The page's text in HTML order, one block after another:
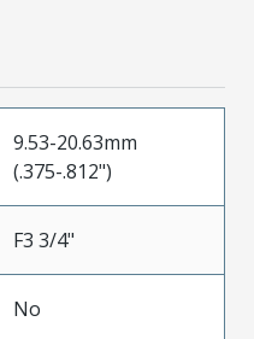
9.53-20.63mm
(.375-.812")
F3 3/4"
No